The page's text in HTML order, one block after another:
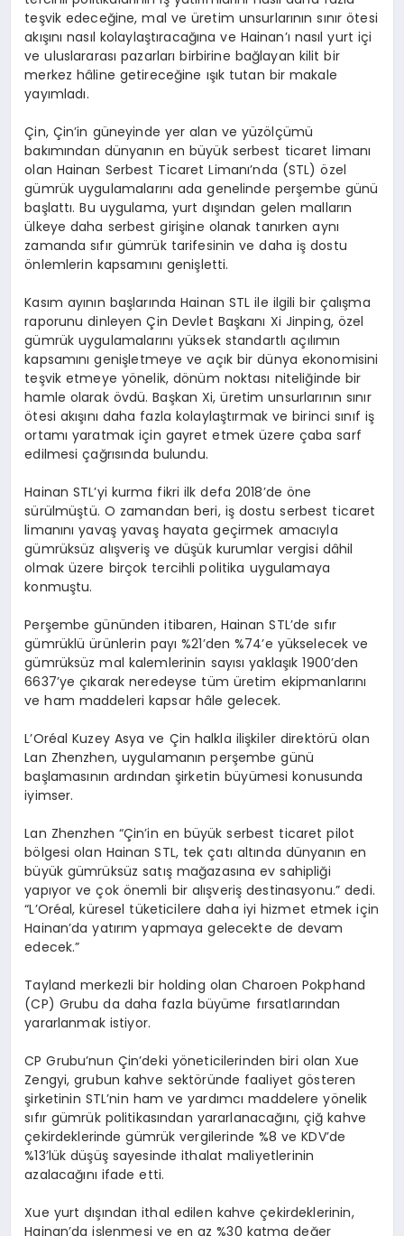
teşvik edeceğine, mal ve üretim unsurlarının sınır ötesi
akışını nasıl kolaylaştıracağına ve Hainan’ı nasıl yurt içi
ve uluslararası pazarları birbirine bağlayan kilit bir
merkez hâline getireceğine ışık tutan bir makale
yayımladı.
Çin, Çin’in güneyinde yer alan ve yüzölçümü
bakımından dünyanın en büyük serbest ticaret limanı
olan Hainan Serbest Ticaret Limanı’nda (STL) özel
gümrük uygulamalarını ada genelinde perşembe günü
başlattı. Bu uygulama, yurt dışından gelen malların
ülkeye daha serbest girişine olanak tanırken aynı
zamanda sıfır gümrük tarifesinin ve daha iş dostu
önlemlerin kapsamını genişletti.
Kasım ayının başlarında Hainan STL ile ilgili bir çalışma
raporunu dinleyen Çin Devlet Başkanı Xi Jinping, özel
gümrük uygulamalarını yüksek standartlı açılımın
kapsamını genişletmeye ve açık bir dünya ekonomisini
teşvik etmeye yönelik, dönüm noktası niteliğinde bir
hamle olarak övdü. Başkan Xi, üretim unsurlarının sınır
ötesi akışını daha fazla kolaylaştırmak ve birinci sınıf iş
ortamı yaratmak için gayret etmek üzere çaba sarf
edilmesi çağrısında bulundu.
Hainan STL’yi kurma fikri ilk defa 2018’de öne
sürülmüştü. O zamandan beri, iş dostu serbest ticaret
limanını yavaş yavaş hayata geçirmek amacıyla
gümrüksüz alışveriş ve düşük kurumlar vergisi dâhil
olmak üzere birçok tercihli politika uygulamaya
konmuştu.
Perşembe gününden itibaren, Hainan STL’de sıfır
gümrüklü ürünlerin payı %21’den %74’e yükselecek ve
gümrüksüz mal kalemlerinin sayısı yaklaşık 1900’den
6637’ye çıkarak neredeyse tüm üretim ekipmanlarını
ve ham maddeleri kapsar hâle gelecek.
L’Oréal Kuzey Asya ve Çin halkla ilişkiler direktörü olan
Lan Zhenzhen, uygulamanın perşembe günü
başlamasının ardından şirketin büyümesi konusunda
iyimser.
Lan Zhenzhen “Çin’in en büyük serbest ticaret pilot
bölgesi olan Hainan STL, tek çatı altında dünyanın en
büyük gümrüksüz satış mağazasına ev sahipliği
yapıyor ve çok önemli bir alışveriş destinasyonu.” dedi.
“L’Oréal, küresel tüketicilere daha iyi hizmet etmek için
Hainan’da yatırım yapmaya gelecekte de devam
edecek.”
Tayland merkezli bir holding olan Charoen Pokphand
(CP) Grubu da daha fazla büyüme fırsatlarından
yararlanmak istiyor.
CP Grubu’nun Çin’deki yöneticilerinden biri olan Xue
Zengyi, grubun kahve sektöründe faaliyet gösteren
şirketinin STL’nin ham ve yardımcı maddelere yönelik
sıfır gümrük politikasından yararlanacağını, çiğ kahve
çekirdeklerinde gümrük vergilerinde %8 ve KDV’de
%13’lük düşüş sayesinde ithalat maliyetlerinin
azalacağını ifade etti.
Xue yurt dışından ithal edilen kahve çekirdeklerinin,
Hainan’da işlenmesi ve en az %30 katma değer